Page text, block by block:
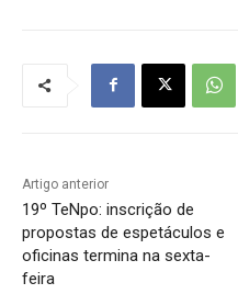
Artigo anterior
19º TeNpo: inscrição de
propostas de espetáculos e
oficinas termina na sexta-
feira